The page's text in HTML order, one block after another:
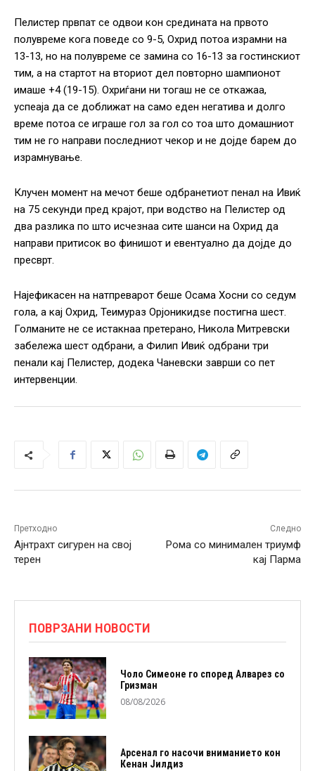
Пелистер првпат се одвои кон средината на првото
полувреме кога поведе со 9-5, Охрид потоа израмни на
13-13, но на полувреме се замина со 16-13 за гостинскиот
тим, а на стартот на вториот дел повторно шампионот
имаше +4 (19-15). Охриѓани ни тогаш не се откажаа,
успеаја да се доближат на само еден негатива и долго
време потоа се играше гол за гол со тоа што домашниот
тим не го направи последниот чекор и не дојде барем до
израмнување.
Клучен момент на мечот беше одбранетиот пенал на Ивиќ
на 75 секунди пред крајот, при водство на Пелистер од
два разлика по што исчезнаа сите шанси на Охрид да
направи притисок во финишот и евентуално да дојде до
пресврт.
Најефикасен на натпреварот беше Осама Хосни со седум
гола, а кај Охрид, Теимураз Орјоникидѕе постигна шест.
Голманите не се истакнаа претерано, Никола Митревски
забележа шест одбрани, а Филип Ивиќ одбрани три
пенали кај Пелистер, додека Чаневски заврши со пет
интервенции.
Претходно
Ајнтрахт сигурен на свој
терен
Следно
Рома со минимален триумф
кај Парма
ПОВРЗАНИ НОВОСТИ
Чоло Симеоне го според Алварез со
Гризман
08/08/2026
Арсенал го насочи вниманието кон
Кенан Јилдиз